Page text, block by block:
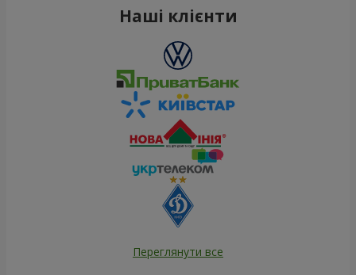
Наші клієнти
Переглянути все